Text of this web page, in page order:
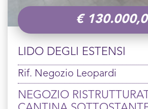
€
LIDO DEGLI ESTENSI
Rif. Negozio Leopardi
NEGOZIO RISTRUTTURATO CON